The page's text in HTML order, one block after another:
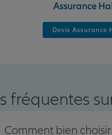
Assurance
Devis Assurance
fréquentes
Comment bien